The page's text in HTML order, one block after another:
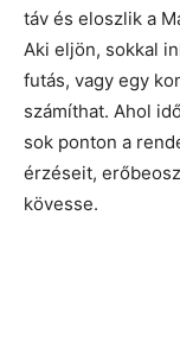
táv és eloszlik a
Aki eljön, sokkal
futás, vagy egy
számíthat. Ahol
sok ponton a
érzéseit,
kövesse.